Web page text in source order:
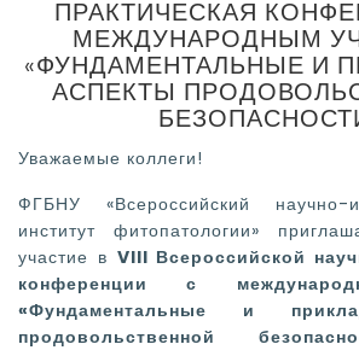
ПРАКТИЧЕСКАЯ
МЕЖДУНАРОДНЫМ
«ФУНДАМЕНТАЛЬНЫЕ И
АСПЕКТЫ
Уважаемые коллеги!
ФГБНУ «Всероссийский научно-
институт фитопатологии»
участие в VIII Всероссийской
конференции с
«Фундаментальные и
продовольственной